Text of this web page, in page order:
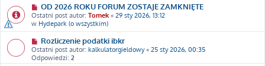
OD 2026 ROKU FORUM ZOSTAJE ZAMKNIĘTE
Ostatni post autor: Tomek « 29 sty 2026, 13:12
w Hydepark (o wszystkim)
Rozliczenie podatki ibkr
Ostatni post autor: kalkulatorgieldowy« 25 sty 2026, 00:35
Odpowiedzi: 2